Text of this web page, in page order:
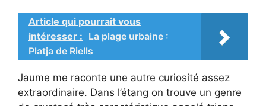
Article qui pourrait vous
intéresser : La plage urbaine :
Platja de Riells
Jaume me raconte une autre curiosité assez
extraordinaire. Dans l’étang on trouve un genre